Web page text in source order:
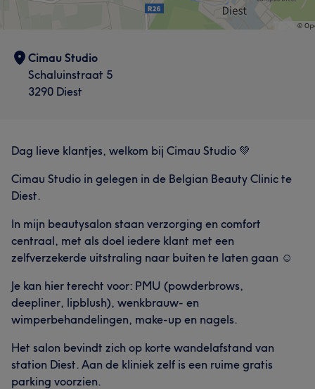
Cimau Studio
Schaluinstraat 5
3290 Diest
Dag lieve klantjes, welkom bij Cimau Studio 💚
Cimau Studio in gelegen in de Belgian Beauty Clinic te
Diest.
In mijn beautysalon staan verzorging en comfort
centraal, met als doel iedere klant met een
zelfverzekerde uitstraling naar buiten te laten gaan ☺️
Je kan hier terecht voor: PMU (powderbrows,
deepliner, lipblush), wenkbrauw- en
wimperbehandelingen, make-up en nagels.
Het salon bevindt zich op korte wandelafstand van
station Diest. Aan de kliniek zelf is een ruime gratis
parking voorzien.